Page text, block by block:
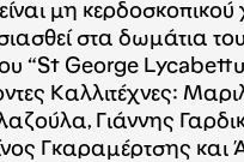
μη
στα δωμάτια του
“St George
Καλλιτέχνες:
Γιάννης
Γκαραμέρτσης και